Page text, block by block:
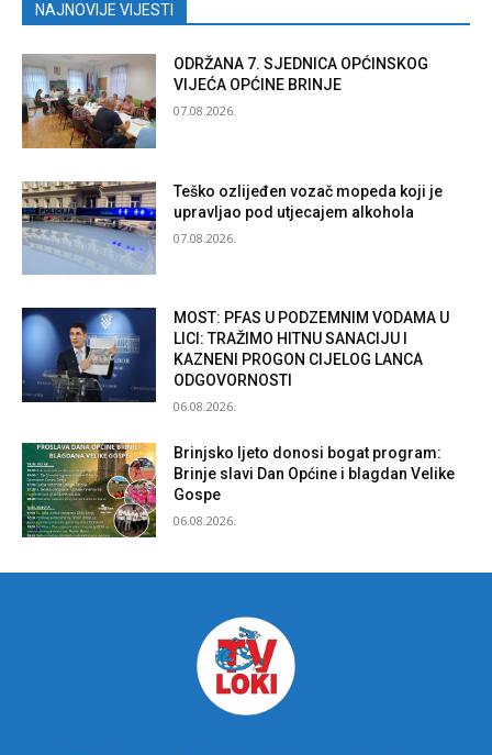
NAJNOVIJE VIJESTI
ODRŽANA 7. SJEDNICA OPĆINSKOG
VIJEĆA OPĆINE BRINJE
07.08.2026.
Teško ozlijeđen vozač mopeda koji je
upravljao pod utjecajem alkohola
07.08.2026.
MOST: PFAS U PODZEMNIM VODAMA U
LICI: TRAŽIMO HITNU SANACIJU I
KAZNENI PROGON CIJELOG LANCA
ODGOVORNOSTI
06.08.2026.
Brinjsko ljeto donosi bogat program:
Brinje slavi Dan Općine i blagdan Velike
Gospe
06.08.2026.